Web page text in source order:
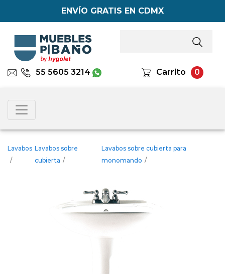
ENVÍO GRATIS EN CDMX
55 5605 3214 Carrito 0
Lavabos
/
Lavabos sobre
cubierta /
Lavabos sobre cubierta para
monomando /